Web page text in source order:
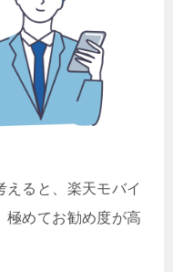
えると、楽天モバイ
極めてお勧め度が高